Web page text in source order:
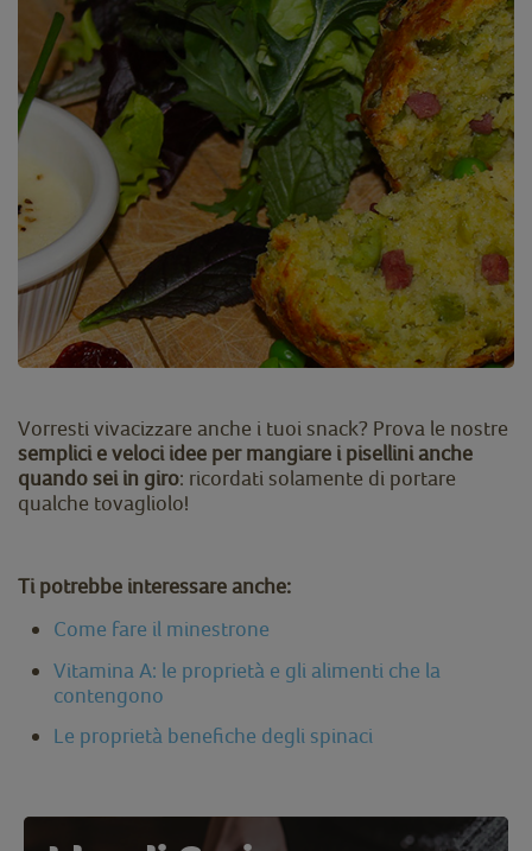
Vorresti vivacizzare anche i tuoi snack? Prova le nostre
semplici e veloci idee per mangiare i pisellini anche
quando sei in giro: ricordati solamente di portare
qualche tovagliolo!
Ti potrebbe interessare anche:
Come fare il minestrone
Vitamina A: le proprietà e gli alimenti che la
contengono
Le proprietà benefiche degli spinaci